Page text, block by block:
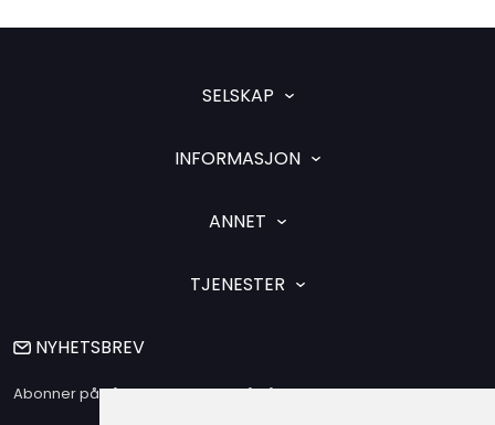
SELSKAP
INFORMASJON
ANNET
TJENESTER
NYHETSBREV
Abonner på vårt nyhetsbrev og få våre siste nyheter og tilbud